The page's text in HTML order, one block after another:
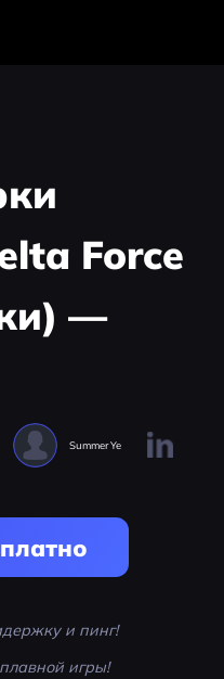
Force
—
Summer Ye
и пинг!
игры!